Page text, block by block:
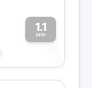
1.1
MW
1